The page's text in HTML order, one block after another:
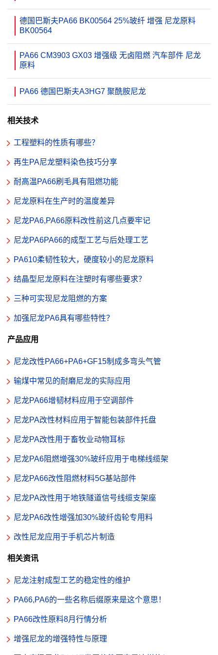
德国巴斯夫PA66 BK00564 25%玻纤 增强 尼龙原料
BK00564
PA66 CM3903 GX03 增强级 无卤阻燃 汽车部件 尼龙
原料
PA66 德国巴斯夫A3HG7 聚酰胺尼龙
相关技术
工程塑料的性质有哪些？
再生PA尼龙塑料染色技巧分享
耐高温PA66刷毛具有阻燃功能
尼龙原料在生产时的温度差异
尼龙PA6,PA66原料改性前这几点要牢记
尼龙PA6PA66的成型工艺与后处理工艺
PA610柔韧性较大，硬度较小的尼龙原料
结晶型尼龙原料在注塑时有哪些要求？
三种可实现尼龙阻燃的方案
加强尼龙PA6具有哪些特性？
产品应用
尼龙改性PA66+PA6+GF15制成多弯头气管
输煤中常见的耐磨尼龙的实际应用
尼龙PA66增韧材料应用于空调部件
尼龙PA改性材料应用于智能包装部件托盘
尼龙PA改性用于畜牧业动物耳标
尼龙PA6阻燃增强30%玻纤应用于电梯线缆架
尼龙PA66改性阻燃材料5G基站部件
尼龙PA改性用于地铁隧道信号线缆支架座
尼龙PA6改性增强加30%玻纤齿轮专用料
改性尼龙应用于手机芯片制造
相关资讯
尼龙注射成型工艺的稳定性的维护
PA66,PA6的一些名称后缀原来是这个意思！
PA66改性原料8月行情分析
增强尼龙的增强特性与原理